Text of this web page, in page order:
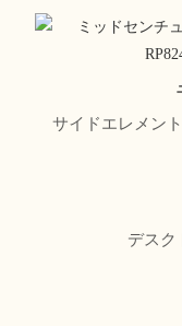
サイドエレメン
デスク